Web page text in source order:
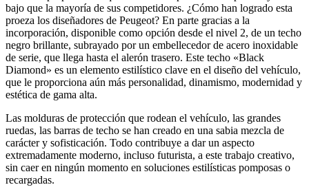
bajo que la mayoría de sus competidores. ¿Cómo han logrado esta
proeza los diseñadores de Peugeot? En parte gracias a la
incorporación, disponible como opción desde el nivel 2, de un techo
negro brillante, subrayado por un embellecedor de acero inoxidable
de serie, que llega hasta el alerón trasero. Este techo «Black
Diamond» es un elemento estilístico clave en el diseño del vehículo,
que le proporciona aún más personalidad, dinamismo, modernidad y
estética de gama alta.
Las molduras de protección que rodean el vehículo, las grandes
ruedas, las barras de techo se han creado en una sabia mezcla de
carácter y sofisticación. Todo contribuye a dar un aspecto
extremadamente moderno, incluso futurista, a este trabajo creativo,
sin caer en ningún momento en soluciones estilísticas pomposas o
recargadas.